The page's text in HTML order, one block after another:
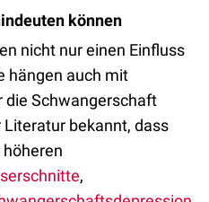
können
nicht nur einen Einfluss
hängen auch mit
die Schwangerschaft
bekannt, dass
,